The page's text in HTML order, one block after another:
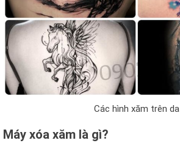
Các hình xăm trên da
Máy xóa xăm là gì?